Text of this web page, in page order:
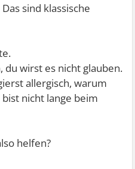
sind klassische
du wirst es nicht glauben.
allergisch, warum
nicht lange beim
helfen?